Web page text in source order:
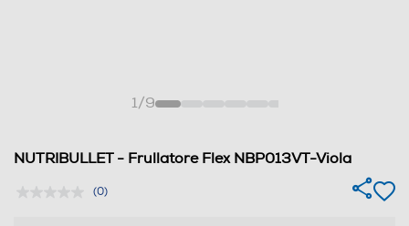
1/9
NUTRIBULLET - Frullatore Flex NBP013VT-Viola
(0)